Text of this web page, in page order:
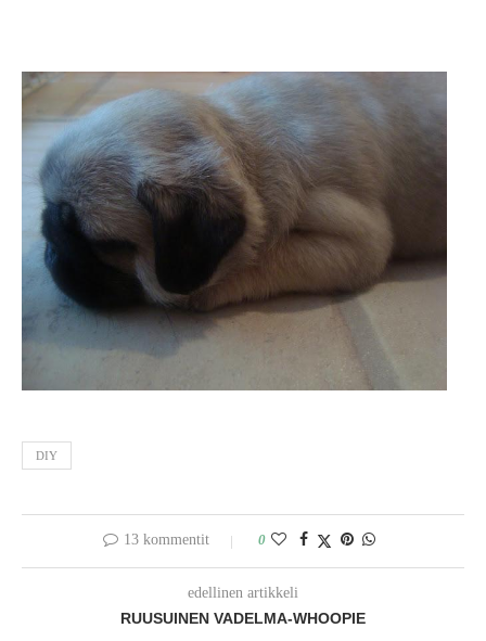
DIY
13 kommentit 0
edellinen artikkeli
RUUSUINEN VADELMA-WHOOPIE